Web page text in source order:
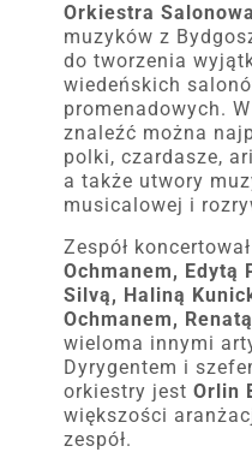
Orkiestra
muzyków z
do tworzenia
wiedeńskich
promenadowych.
znaleźć można
polki, czardasze,
a także utwory
musicalowej i
Zespół
Ochmanem, Edytą
Silvą, Haliną
Ochmanem,
wieloma innymi
Dyrygentem i
orkiestry jestOrlin
większości
zespół.